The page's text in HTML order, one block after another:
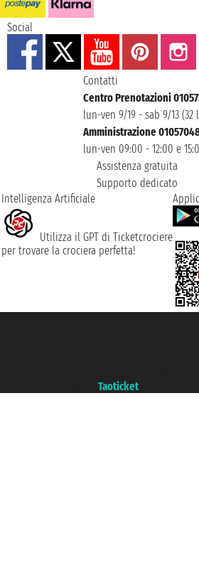
Social
Contatti
Centro Prenotazioni
lun-ven 9/19 - sab 9/13 (32
Amministrazione
lun-ven 09:00 - 12:00 e
Assistenza gratuita
Supporto dedicato
Intelligenza Artificiale
Utilizza il GPT di Ticketcrociere
per trovare la crociera perfetta!
Taoticket